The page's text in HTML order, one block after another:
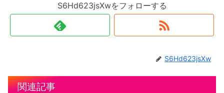
S6Hd623jsXwをフォローする
S6Hd623jsXw
関連記事